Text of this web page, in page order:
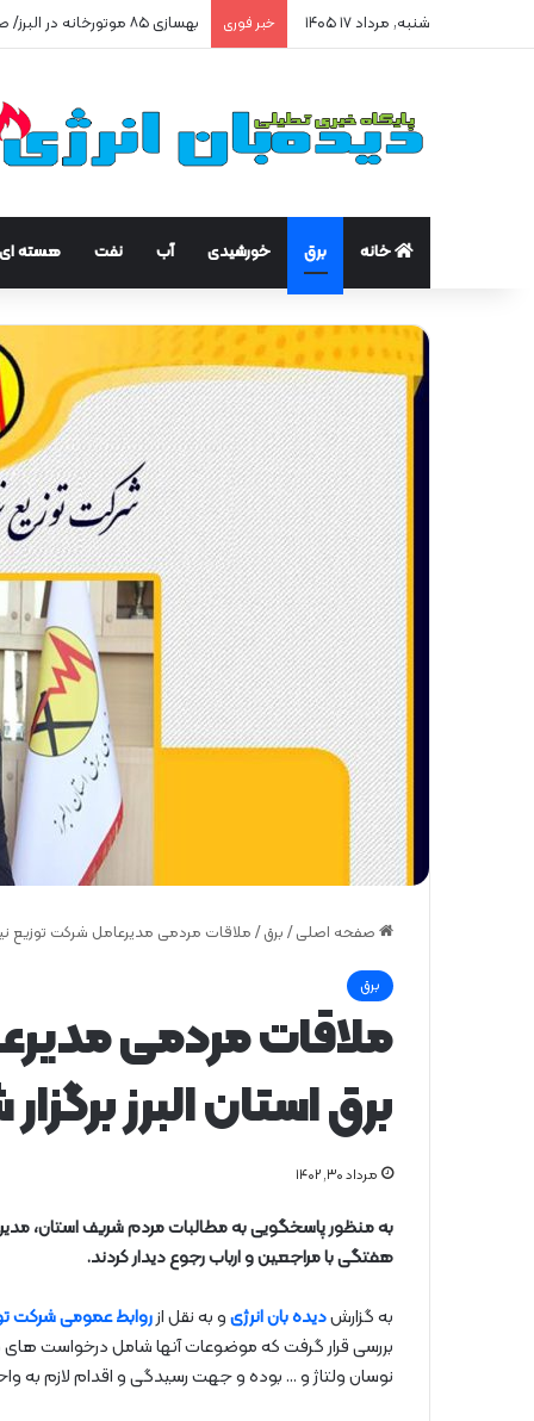
شنبه, مرداد ۱۷ ۱۴۰۵ خبر فوری بهسازی ۸۵ موتورخانه در البرز/ صرفه‌جویی ۲۵۰ هزار مترمکعبی گاز در سه ماه
خانه برق خورشیدی آب نفت هسته ای
صفحه اصلی / برق / ملاقات مردمی مدیرعامل شركت توزیع
برق
ملاقات مردمی
برق استان البرز
مرداد ۳۰, ۱۴۰۲
به منظور پاسخگویی به مطالبات مردم شریف استان،
هفتگی بامراجعین و ارباب رجوع دیدار کردند.
به گزارشدیده بان انرژیو به نقل ازروابط عمومی شرکت
بررسی قرار گرفت که موضوعات آنها شامل درخواست
نوسان ولتاژ و … بوده و جهت رسیدگی و اقدام لازم به